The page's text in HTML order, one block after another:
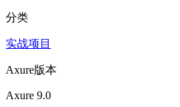
分类
实战项目
Axure版本
Axure 9.0